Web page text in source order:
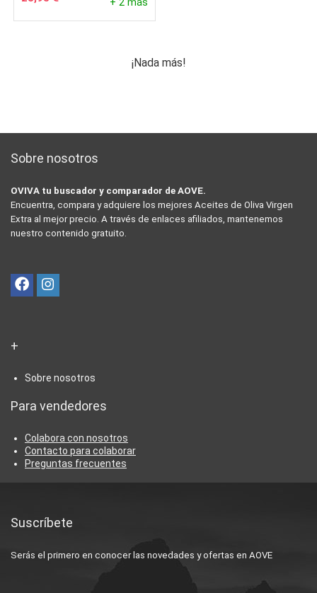
¡Nada más!
Sobre nosotros
OVIVA tu buscador y comparador de AOVE.
Encuentra, compara y adquiere los mejores Aceites de Oliva Virgen
Extra al mejor precio. A través de enlaces afiliados, mantenemos
nuestro contenido gratuito.
+
Sobre nosotros
Para vendedores
Colabora con nosotros
Contacto para colaborar
Preguntas frecuentes
Suscríbete
Serás el primero en conocer las novedades y ofertas en AOVE